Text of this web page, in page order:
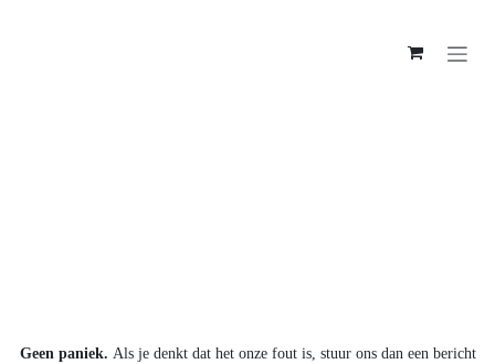
Geen paniek.Als je denkt dat het onze fout is, stuur ons